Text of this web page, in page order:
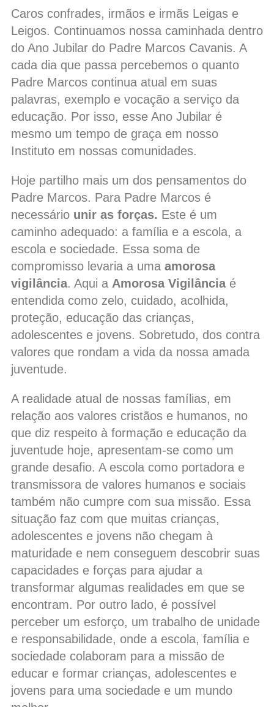
Caros confrades, irmãos e irmãs Leigas e
Leigos. Continuamos nossa caminhada dentro
do Ano Jubilar do Padre Marcos Cavanis. A
cada dia que passa percebemos o quanto
Padre Marcos continua atual em suas
palavras, exemplo e vocação a serviço da
educação. Por isso, esse Ano Jubilar é
mesmo um tempo de graça em nosso
Instituto em nossas comunidades.
Hoje partilho mais um dos pensamentos do
Padre Marcos. Para Padre Marcos é
necessário unir as forças. Este é um
caminho adequado: a família e a escola, a
escola e sociedade. Essa soma de
compromisso levaria a uma amorosa
vigilância. Aqui a Amorosa Vigilânciaé
entendida como zelo, cuidado, acolhida,
proteção, educação das crianças,
adolescentes e jovens. Sobretudo, dos contra
valores que rondam a vida da nossa amada
juventude.
A realidade atual de nossas famílias, em
relação aos valores cristãos e humanos, no
que diz respeito à formação e educação da
juventude hoje, apresentam-se como um
grande desafio. A escola como portadora e
transmissora de valores humanos e sociais
também não cumpre com sua missão. Essa
situação faz com que muitas crianças,
adolescentes e jovens não chegam à
maturidade e nem conseguem descobrir suas
capacidades e forças para ajudar a
transformar algumas realidades em que se
encontram. Por outro lado, é possível
perceber um esforço, um trabalho de unidade
e responsabilidade, onde a escola, família e
sociedade colaboram para a missão de
educar e formar crianças, adolescentes e
jovens para uma sociedade e um mundo